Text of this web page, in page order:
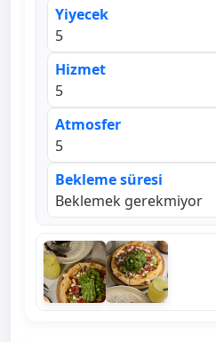
Yiyecek
5
Hizmet
5
Atmosfer
5
Bekleme süresi
Beklemek gerekmiyor